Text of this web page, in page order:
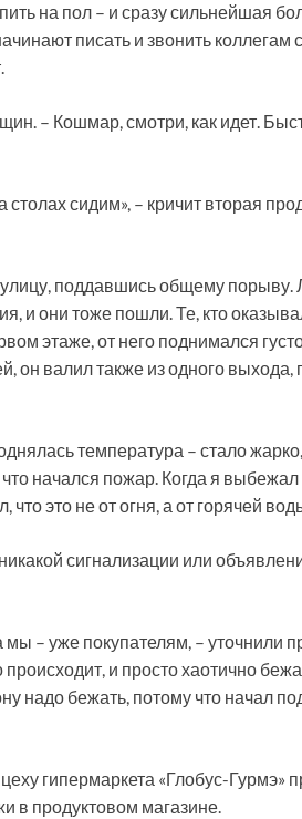
на пол – и сразу сильнейшая
писать и звонить
– Кошмар, смотри, как идет.
сидим», – кричит вторая
поддавшись общему порыву.
и они тоже пошли. Те, кто
этаже, от него поднимался
он валил также из одного выхода,
температура – стало
начался пожар. Когда я
это не от огня, а от горячей
сигнализации или
– уже покупателям, – уточнили
и просто хаотично
надо бежать, потому что начал
гипермаркета «Глобус-Гурмэ»
в продуктовом магазине.